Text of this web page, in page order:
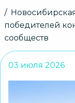
победителей
сообществ
03 июля 2026